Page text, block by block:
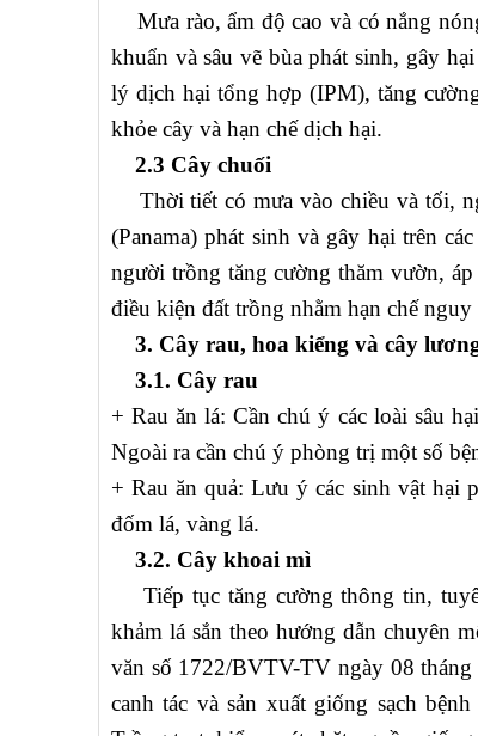
Mưa rào, ẩm độ cao và có nắng
khuẩn và sâu vẽ bùa phát sinh, gây
lý dịch hại tổng hợp (IPM), tăng
khỏe cây và hạn chế dịch hại.
2.3 Cây chuối
Thời tiết có mưa vào chiều và tối,
(Panama) phát sinh và gây hại trên
người trồng tăng cường thăm vườn,
điều kiện đất trồng nhằm hạn chế
3. Cây rau, hoa kiểng và cây
3.1. Cây rau
+ Rau ăn lá: Cần chú ý các loài sâu
Ngoài ra cần chú ý phòng trị một số
+ Rau ăn quả: Lưu ý các sinh vật hại
đốm lá, vàng lá.
3.2. Cây khoai mì
Tiếp tục tăng cường thông tin,
khảm lá sắn theo hướng dẫn chuyên
văn số 1722/BVTV-TV ngày 08
canh tác và sản xuất giống sạch